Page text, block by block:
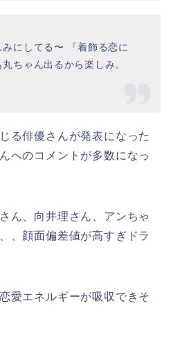
にしてる〜 『着飾る恋に
ちゃん出るから楽しみ。
る俳優さんが発表になった
へのコメントが多数になっ
ん、向井理さん、アンちゃ
、顔面偏差値が高すぎドラ
愛エネルギーが吸収できそ